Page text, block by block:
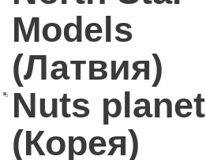
Models
(Латвия)
Nuts planet
(Корея)